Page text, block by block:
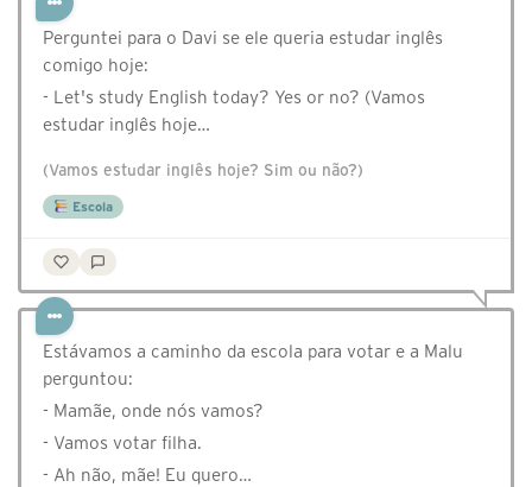
Perguntei para o Davi se ele queria estudar inglês
comigo hoje:
- Let's study English today? Yes or no? (Vamos
estudar inglês hoje…
(Vamos estudar inglês hoje? Sim ou não?)
Escola
Estávamos a caminho da escola para votar e a Malu
perguntou:
- Mamãe, onde nós vamos?
- Vamos votar filha.
- Ah não, mãe! Eu quero…